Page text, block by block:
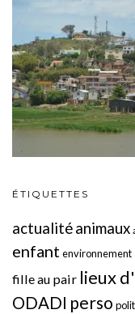
ÉTIQUETTES
actualitéanimaux
enfant environnement
fille au pair lieux
ODADI perso